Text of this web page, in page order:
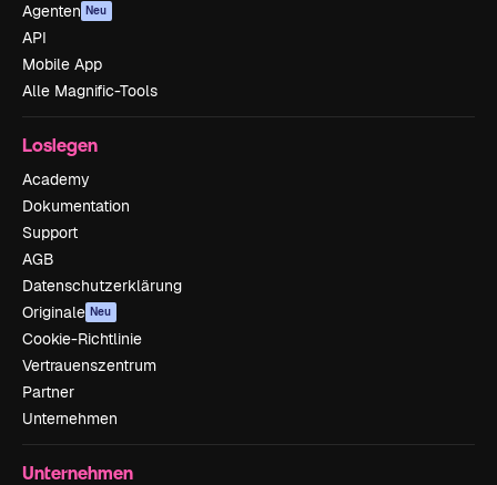
Agenten Neu
API
Mobile App
Alle Magnific-Tools
Loslegen
Academy
Dokumentation
Support
AGB
Datenschutzerklärung
Originale Neu
Cookie-Richtlinie
Vertrauenszentrum
Partner
Unternehmen
Unternehmen